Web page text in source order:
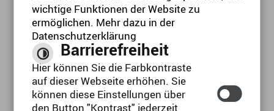
Leichte Sprache
Gebärdensprache
wichtige Funktionen der Website zu
ermöglichen. Mehr dazu in der
Datenschutzerklärung
Barrierefreiheit
Hier können Sie die Farbkontraste
auf dieser Webseite erhöhen. Sie
können diese Einstellungen über
den Button "Kontrast" jederzeit